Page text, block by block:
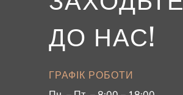
ДО НАС!
ГРАФІК РОБОТИ